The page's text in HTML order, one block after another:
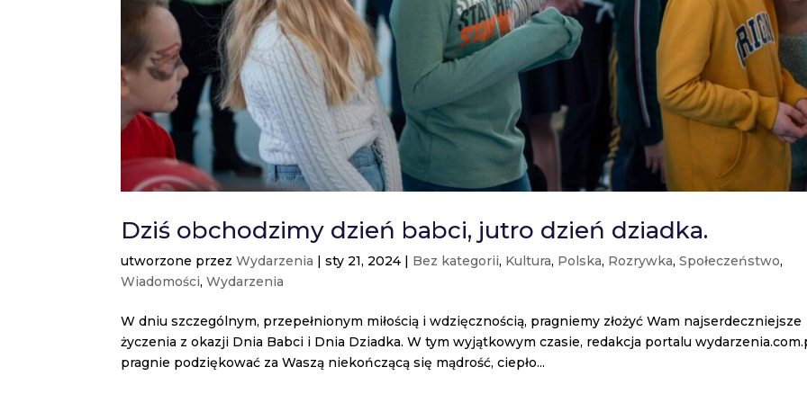
Dziś obchodzimy dzień babci, jutro dzień dziadka.
utworzone przezWydarzenia |sty 21, 2024 Bez kategorii, Kultura, Polska, Rozrywka,Społeczeństwo,
Wiadomości,Wydarzenia
W dniu szczególnym, przepełnionym miłością i wdzięcznością, pragniemy złożyć Wam najserdeczniejsze
życzenia z okazji Dnia Babci i Dnia Dziadka. W tym wyjątkowym czasie, redakcja portalu
pragnie podziękować za Waszą niekończącą się mądrość, ciepło...